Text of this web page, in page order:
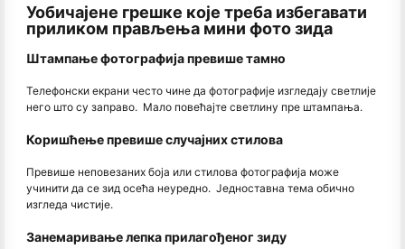
Уобичајене грешке које треба избегавати
приликом прављења мини фото зида
Штампање фотографија превише тамно
Телефонски екрани често чине да фотографије изгледају светлије
него што су заправо. Мало повећајте светлину пре штампања.
Коришћење превише случајних стилова
Превише неповезаних боја или стилова фотографија може
учинити да се зид осећа неуредно. Једноставна тема обично
изгледа чистије.
Занемаривање лепка прилагођеног зиду